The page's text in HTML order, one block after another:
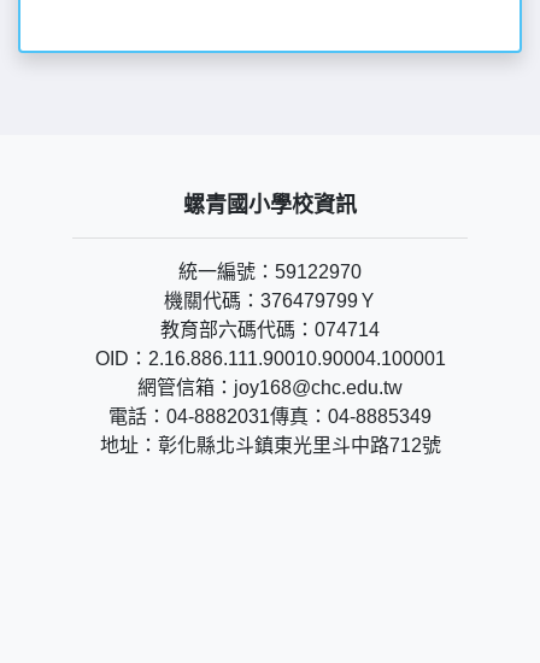
螺青國小學校資訊
統一編號：59122970
機關代碼：376479799Ｙ
教育部六碼代碼：074714
OID：2.16.886.111.90010.90004.100001
網管信箱：joy168@chc.edu.tw
電話：04-8882031傳真：04-8885349
地址：彰化縣北斗鎮東光里斗中路712號